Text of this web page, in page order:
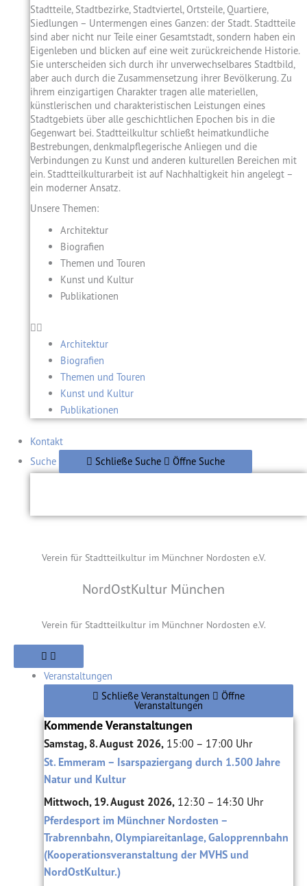
Stadtteile, Stadtbezirke, Stadtviertel, Ortsteile, Quartiere,
Siedlungen – Untermengen eines Ganzen: der Stadt. Stadtteile
sind aber nicht nur Teile einer Gesamtstadt, sondern haben ein
Eigenleben und blicken auf eine weit zurückreichende Historie.
Sie unterscheiden sich durch ihr unverwechselbares Stadtbild,
aber auch durch die Zusammensetzung ihrer Bevölkerung. Zu
ihrem einzigartigen Charakter tragen alle materiellen,
künstlerischen und charakteristischen Leistungen eines
Stadtgebiets über alle geschichtlichen Epochen bis in die
Gegenwart bei. Stadtteilkultur schließt heimatkundliche
Bestrebungen, denkmalpflegerische Anliegen und die
Verbindungen zu Kunst und anderen kulturellen Bereichen mit
ein. Stadtteilkulturarbeit ist auf Nachhaltigkeit hin angelegt –
ein moderner Ansatz.
Unsere Themen:
Architektur
Biografien
Themen und Touren
Kunst und Kultur
Publikationen
Architektur
Biografien
Themen und Touren
Kunst und Kultur
Publikationen
Kontakt
Suche
Schließe Suche Öffne Suche
Verein für Stadtteilkultur im Münchner Nordosten e.V.
NordOstKultur München
Verein für Stadtteilkultur im Münchner Nordosten e.V.
Veranstaltungen
Schließe Veranstaltungen
Öffne
Veranstaltungen
Kommende Veranstaltungen
Samstag, 8. August 2026, 15:00 – 17:00 Uhr
St. Emmeram – Isarspaziergang durch 1.500 Jahre
Natur und Kultur
Mittwoch, 19. August 2026, 12:30 – 14:30 Uhr
Pferdesport im Münchner Nordosten –
Trabrennbahn, Olympiareitanlage, Galopprennbahn
(Kooperationsveranstaltung der MVHS und
NordOstKultur.)